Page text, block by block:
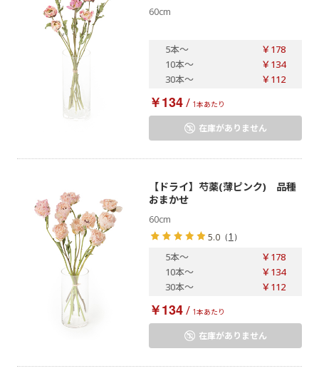
60cm
5本～
￥178
10本～
￥134
30本～ ￥112
￥134/ 1本あたり
在庫がありません
【ドライ】芍薬(薄ピンク) 品種
おまかせ
60cm
5.0 （1 ）
5本～
￥178
10本～
￥134
30本～ ￥112
￥134/ 1本あたり
在庫がありません